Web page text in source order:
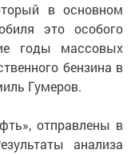
в основном
это особого
годы массовых
бензина в
Гумеров.
отправлены в
анализа